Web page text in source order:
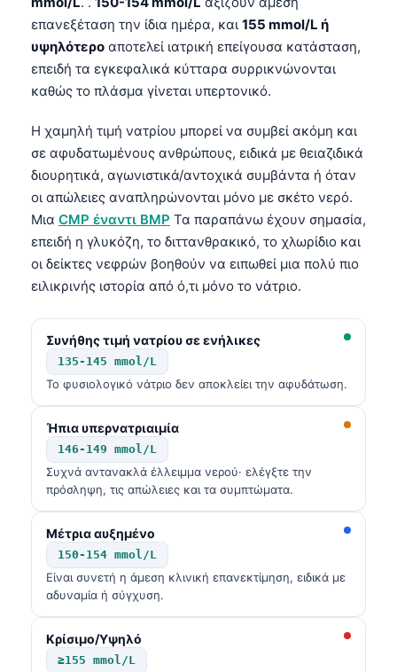
επανεξέταση την ίδια ημέρα, και 155 mmol/L ή
υψηλότερο αποτελεί ιατρική επείγουσα κατάσταση,
επειδή τα εγκεφαλικά κύτταρα συρρικνώνονται
καθώς το πλάσμα γίνεται υπερτονικό.
Η χαμηλή τιμή νατρίου μπορεί να συμβεί ακόμη και
σε αφυδατωμένους ανθρώπους, ειδικά με θειαζιδικά
διουρητικά, αγωνιστικά/αντοχικά συμβάντα ή όταν
οι απώλειες αναπληρώνονται μόνο με σκέτο νερό.
Μια CMP έναντι BMP Τα παραπάνω έχουν σημασία,
επειδή η γλυκόζη, το διττανθρακικό, το χλωρίδιο και
οι δείκτες νεφρών βοηθούν να ειπωθεί μια πολύ πιο
ειλικρινής ιστορία από ό,τι μόνο το νάτριο.
Συνήθης τιμή νατρίου σε ενήλικες
135-145 mmol/L
Το φυσιολογικό νάτριο δεν αποκλείει την αφυδάτωση.
Ήπια υπερνατριαιμία
146-149 mmol/L
Συχνά αντανακλά έλλειμμα νερού· ελέγξτε την
πρόσληψη, τις απώλειες και τα συμπτώματα.
Μέτρια αυξημένο
150-154 mmol/L
Είναι συνετή η άμεση κλινική επανεκτίμηση, ειδικά με
αδυναμία ή σύγχυση.
Κρίσιμο/Υψηλό
≥155 mmol/L